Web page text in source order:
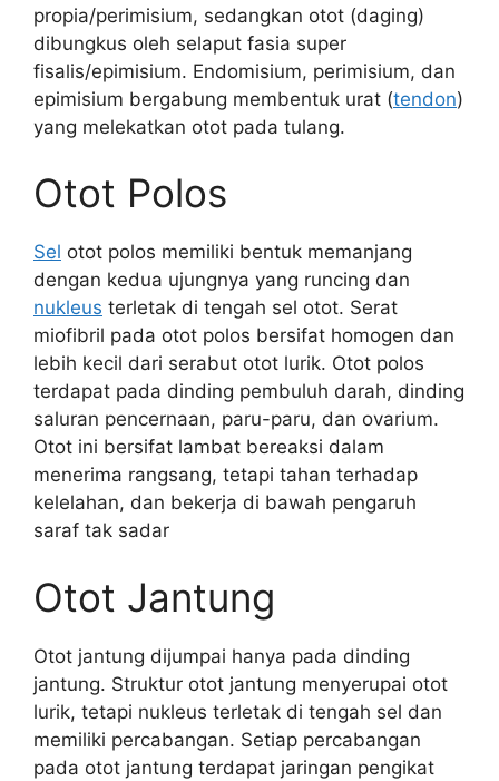
propia/perimisium, sedangkan otot (daging)
dibungkus oleh selaput fasia super
fisalis/epimisium. Endomisium, perimisium, dan
epimisium bergabung membentuk urat (tendon)
yang melekatkan otot pada tulang.
Otot Polos
Sel otot polos memiliki bentuk memanjang
dengan kedua ujungnya yang runcing dan
nukleus terletak di tengah sel otot. Serat
miofibril pada otot polos bersifat homogen dan
lebih kecil dari serabut otot lurik. Otot polos
terdapat pada dinding pembuluh darah, dinding
saluran pencernaan, paru-paru, dan ovarium.
Otot ini bersifat lambat bereaksi dalam
menerima rangsang, tetapi tahan terhadap
kelelahan, dan bekerja di bawah pengaruh
saraf tak sadar
Otot Jantung
Otot jantung dijumpai hanya pada dinding
jantung. Struktur otot jantung menyerupai otot
lurik, tetapi nukleus terletak di tengah sel dan
memiliki percabangan. Setiap percabangan
pada otot jantung terdapat jaringan pengikat